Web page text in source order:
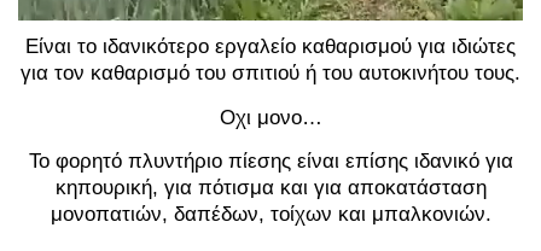
Είναι το ιδανικότερο εργαλείο καθαρισμού για ιδιώτες
για τον καθαρισμό του σπιτιού ή του αυτοκινήτου τους.
Οχι μονο…
Το φορητό πλυντήριο πίεσης είναι επίσης ιδανικό για
κηπουρική, για πότισμα και για αποκατάσταση
μονοπατιών, δαπέδων, τοίχων και μπαλκονιών.